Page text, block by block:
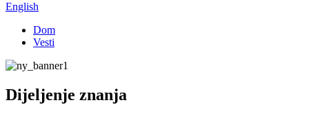
English
Dom
Vesti
Dijeljenje znanja